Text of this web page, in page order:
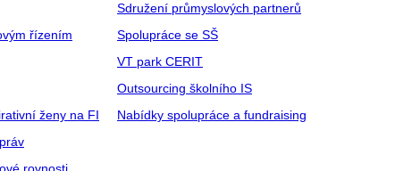
řízením
ženy na FI
Sdružení průmyslových partnerů
Spolupráce se SŠ
VT park CERIT
Outsourcing školního IS
Nabídky spolupráce a fundraising